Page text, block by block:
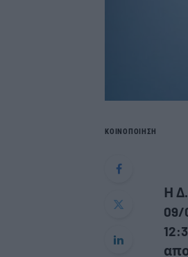
ΚΟΙΝΟΠΟΙΗΣΗ
Η
09/